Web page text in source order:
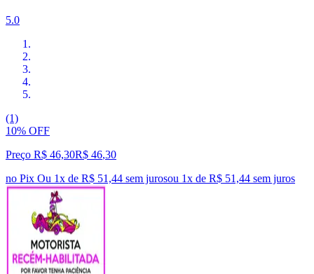
5.0
(1)
10% OFF
Preço R$ 46,30R$ 46,30
no Pix Ou 1x de R$ 51,44 sem jurosou 1x de R$ 51,44 sem juros